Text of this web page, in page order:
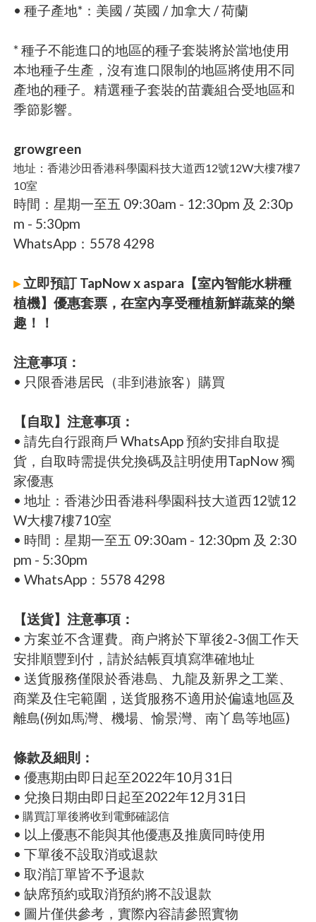
• 種子產地*：美國 / 英國 / 加拿大 / 荷蘭
* 種子不能進口的地區的種子套裝將於當地使用
本地種子生產，沒有進口限制的地區將使用不同
產地的種子。精選種子套裝的苗囊組合受地區和
季節影響。
growgreen
地址：香港沙田香港科學園科技大道西12號12W大樓7樓7
10室
時間：星期一至五 09:30am - 12:30pm 及 2:30p
m - 5:30pm
WhatsApp：5578 4298
▸立即預訂 TapNow x aspara【室內智能水耕種
植機】優惠套票，在室內享受種植新鮮蔬菜的樂
趣！！
注意事項：
• 只限香港居民（非到港旅客）購買
【自取】注意事項：
• 請先自行跟商戶 WhatsApp 預約安排自取提
貨，自取時需提供兌換碼及註明使用TapNow 獨
家優惠
• 地址：香港沙田香港科學園科技大道西12號12
W大樓7樓710室
• 時間：星期一至五 09:30am - 12:30pm 及 2:30
pm - 5:30pm
• WhatsApp：5578 4298
【送貨】注意事項：
• 方案並不含運費。商户將於下單後2-3個工作天
安排順豐到付，請於結帳頁填寫準確地址
• 送貨服務僅限於香港島、九龍及新界之工業、
商業及住宅範圍，送貨服務不適用於偏遠地區及
離島(例如馬灣、機場、愉景灣、南丫島等地區)
條款及細則：
• 優惠期由即日起至2022年10月31日
• 兌換日期由即日起至2022年12月31日
• 購買訂單後將收到電郵確認信
• 以上優惠不能與其他優惠及推廣同時使用
• 下單後不設取消或退款
• 取消訂單皆不予退款
• 缺席預約或取消預約將不設退款
• 圖片僅供參考，實際內容請參照實物